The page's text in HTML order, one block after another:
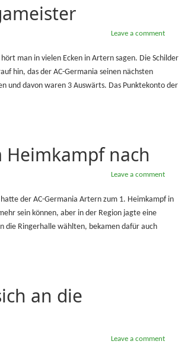
Leave a comment
man in vielen Ecken in Artern sagen. Die Schilder
hin, das der AC-Germania seinen nächsten
und davon waren 3 Auswärts. Das Punktekonto der
Heimkampf nach
Leave a comment
der AC-Germania Artern zum 1. Heimkampf in
sein können, aber in der Region jagte eine
die Ringerhalle wählten, bekamen dafür auch
an die
Leave a comment